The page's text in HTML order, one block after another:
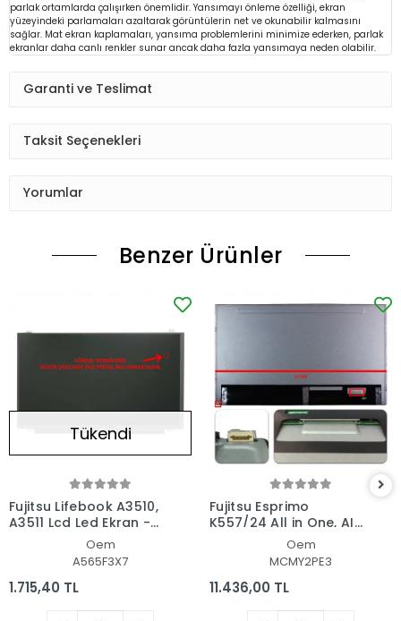
parlak ortamlarda çalışırken önemlidir. Yansımayı önleme özelliği, ekran
yüzeyindeki parlamaları azaltarak görüntülerin net ve okunabilir kalmasını
sağlar. Mat ekran kaplamaları, yansıma problemlerini minimize ederken, parlak
ekranlar daha canlı renkler sunar ancak daha fazla yansımaya neden olabilir.
Garanti ve Teslimat
Taksit Seçenekleri
Yorumlar
Benzer Ürünler
Tükendi
Fujitsu Lifebook A3510,
A3511 Lcd Led Ekran -
Oem
A565F3X7
1.715,40 TL
Fujitsu Esprimo
K557/24 All in One, AIO
Pc Ekran - Panel
Oem
MCMY2PE3
11.436,00 TL